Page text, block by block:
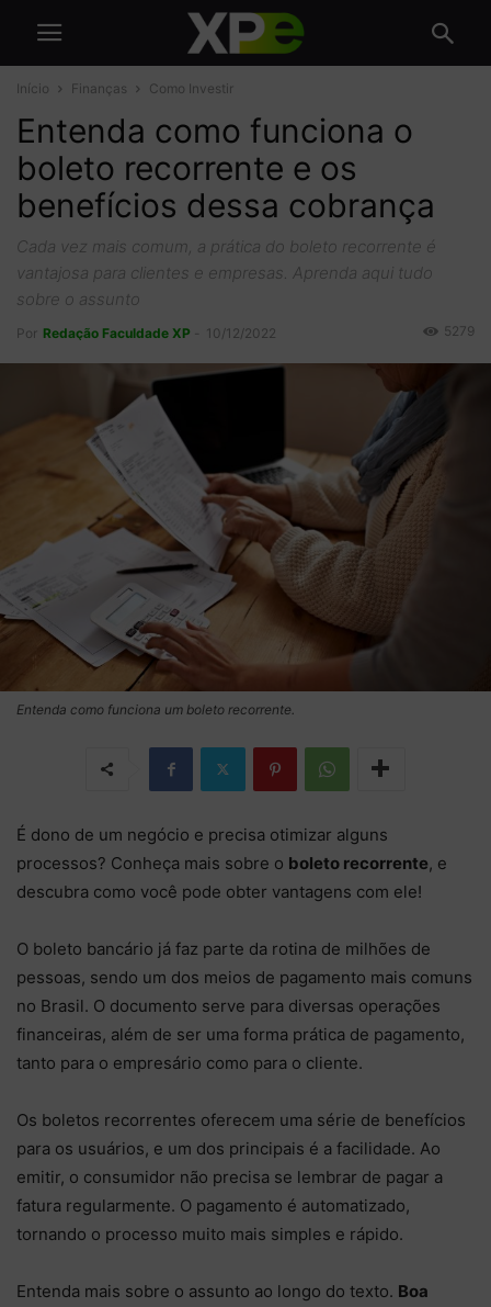
Início Finanças Como Investir
Entenda como funciona o
boleto recorrente e os
benefícios dessa cobrança
Cada vez mais comum, a prática do boleto recorrente é
vantajosa para clientes e empresas. Aprenda aqui tudo
sobre o assunto
Por Redação Faculdade XP 10/12/2022 5279
Entenda como funciona um boleto recorrente.
É dono de um negócio e precisa otimizar alguns
processos? Conheça mais sobre o boleto recorrente, e
descubra como você pode obter vantagens com ele!
O boleto bancário já faz parte da rotina de milhões de
pessoas, sendo um dos meios de pagamento mais comuns
no Brasil. O documento serve para diversas operações
financeiras, além de ser uma forma prática de pagamento,
tanto para o empresário como para o cliente.
Os boletos recorrentes oferecem uma série de benefícios
para os usuários, e um dos principais é a facilidade. Ao
emitir, o consumidor não precisa se lembrar de pagar a
fatura regularmente. O pagamento é automatizado,
tornando o processo muito mais simples e rápido.
Entenda mais sobre o assunto ao longo do texto. Boa